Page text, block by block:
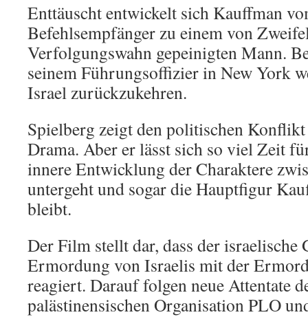
Enttäuscht entwickelt sich Kauffman
Befehlsempfänger zu einem von
Verfolgungswahn gepeinigten Mann.
seinem Führungsoffizier in New York
Israel zurückzukehren.
Spielberg zeigt den politischen
Drama. Aber er lässt sich so viel Zeit
innere Entwicklung der Charaktere
untergeht und sogar die Hauptfigur
bleibt.
Der Film stellt dar, dass der israelische
Ermordung von Israelis mit der
reagiert. Darauf folgen neue Attentate
palästinensischen Organisation PLO